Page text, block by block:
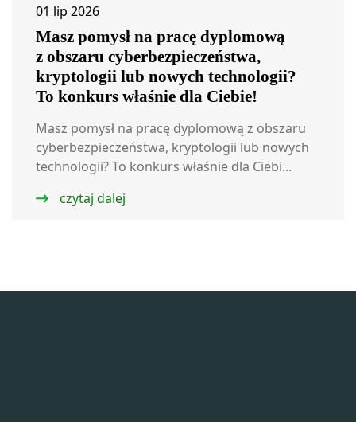
01 lip 2026
Masz pomysł na pracę dyplomową
z obszaru cyberbezpieczeństwa,
kryptologii lub nowych technologii?
To konkurs właśnie dla Ciebie!
Masz pomysł na pracę dyplomową z obszaru
cyberbezpieczeństwa, kryptologii lub nowych
technologii? To konkurs właśnie dla Ciebi...
czytaj dalej